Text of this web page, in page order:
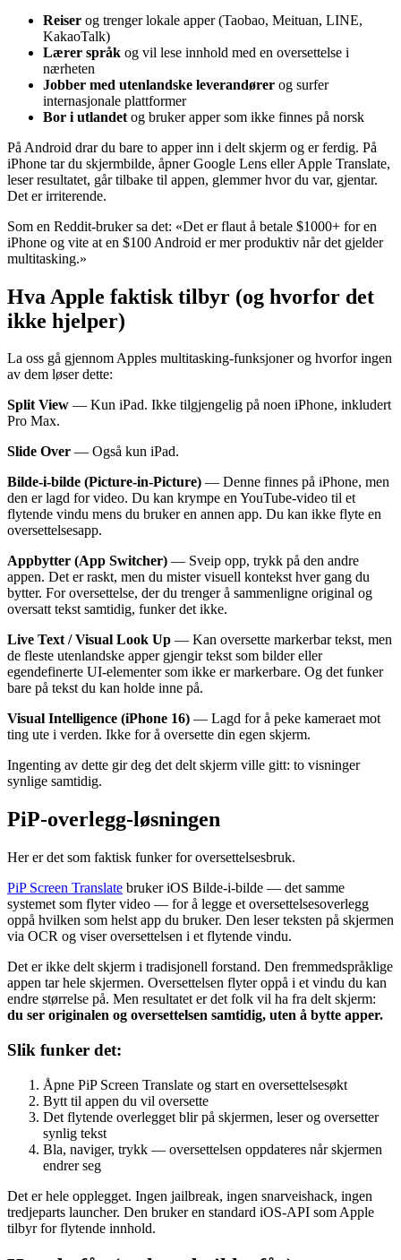
Reiser og trenger lokale apper (Taobao, Meituan, LINE,
KakaoTalk)
Lærer språk og vil lese innhold med en oversettelse i
nærheten
Jobber med utenlandske leverandører og surfer
internasjonale plattformer
Bor i utlandet og bruker apper som ikke finnes på norsk
På Android drar du bare to apper inn i delt skjerm og er ferdig. På
iPhone tar du skjermbilde, åpner Google Lens eller Apple Translate,
leser resultatet, går tilbake til appen, glemmer hvor du var, gjentar.
Det er irriterende.
Som en Reddit-bruker sa det: «Det er flaut å betale $1000+ for en
iPhone og vite at en $100 Android er mer produktiv når det gjelder
multitasking.»
Hva Apple faktisk tilbyr (og hvorfor det
ikke hjelper)
La oss gå gjennom Apples multitasking-funksjoner og hvorfor ingen
av dem løser dette:
Split View — Kun iPad. Ikke tilgjengelig på noen iPhone, inkludert
Pro Max.
Slide Over — Også kun iPad.
Bilde-i-bilde (Picture-in-Picture) — Denne finnes på iPhone, men
den er lagd for video. Du kan krympe en YouTube-video til et
flytende vindu mens du bruker en annen app. Du kan ikke flyte en
oversettelsesapp.
Appbytter (App Switcher) — Sveip opp, trykk på den andre
appen. Det er raskt, men du mister visuell kontekst hver gang du
bytter. For oversettelse, der du trenger å sammenligne original og
oversatt tekst samtidig, funker det ikke.
Live Text / Visual Look Up — Kan oversette markerbar tekst, men
de fleste utenlandske apper gjengir tekst som bilder eller
egendefinerte UI-elementer som ikke er markerbare. Og det funker
bare på tekst du kan holde inne på.
Visual Intelligence (iPhone 16) — Lagd for å peke kameraet mot
ting ute i verden. Ikke for å oversette din egen skjerm.
Ingenting av dette gir deg det delt skjerm ville gitt: to visninger
synlige samtidig.
PiP-overlegg-løsningen
Her er det som faktisk funker for oversettelsesbruk.
PiP Screen Translate bruker iOS Bilde-i-bilde — det samme
systemet som flyter video — for å legge et oversettelsesoverlegg
oppå hvilken som helst app du bruker. Den leser teksten på skjermen
via OCR og viser oversettelsen i et flytende vindu.
Det er ikke delt skjerm i tradisjonell forstand. Den fremmedspråklige
appen tar hele skjermen. Oversettelsen flyter oppå i et vindu du kan
endre størrelse på. Men resultatet er det folk vil ha fra delt skjerm:
du ser originalen og oversettelsen samtidig, uten å bytte apper.
Slik funker det:
Åpne PiP Screen Translate og start en oversettelsesøkt
Bytt til appen du vil oversette
Det flytende overlegget blir på skjermen, leser og oversetter
synlig tekst
Bla, naviger, trykk — oversettelsen oppdateres når skjermen
endrer seg
Det er hele opplegget. Ingen jailbreak, ingen snarveishack, ingen
tredjeparts launcher. Den bruker en standard iOS-API som Apple
tilbyr for flytende innhold.